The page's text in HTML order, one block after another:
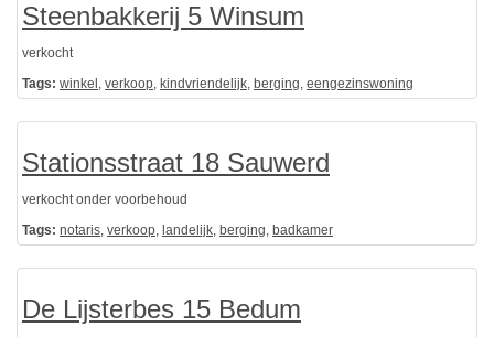
Steenbakkerij 5 Winsum
verkocht
Tags: winkel , verkoop, kindvriendelijk, berging, eengezinswoning
Stationsstraat 18 Sauwerd
verkocht onder voorbehoud
Tags: notaris, verkoop, landelijk, berging, badkamer
De Lijsterbes 15 Bedum